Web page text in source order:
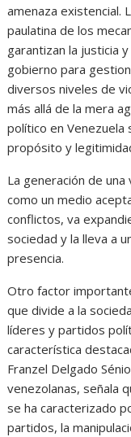
amenaza existencial.
paulatina de los
garantizan la justicia
gobierno para
diversos niveles de
más allá de la mera
político en
propósito y
La generación de
como un medio
conflictos, va
sociedad y la lleva a
presencia.
Otro factor
que divide a la
líderes y partidos
característica
Franzel Delgado
venezolanas, señala
se ha caracterizado
partidos, la